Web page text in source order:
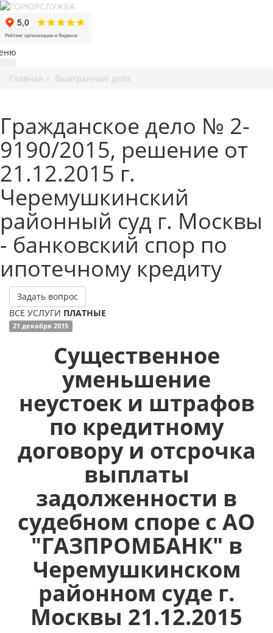
Главная Выигранные дела
Гражданское дело № 2-
9190/2015, решение от
21.12.2015 г.
Черемушкинский
районный суд г. Москвы
- банковский спор по
ипотечному кредиту
Задать вопрос
ВСЕ УСЛУГИ ПЛАТНЫЕ
21 декабря 2015
Существенное
уменьшение
неустоек и штрафов
по кредитному
договору и отсрочка
выплаты
задолженности в
судебном споре с АО
"ГАЗПРОМБАНК" в
Черемушкинском
районном суде г.
Москвы 21.12.2015